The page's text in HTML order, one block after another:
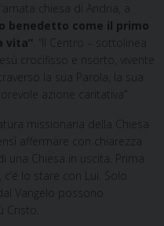
chiesa di Andria, a
benedetto come il primo
vita” . “Il Centro – sottolinea
crocifisso e risorto, vivente
la sua Parola, la sua
azione caritativa”
missionaria della Chiesa
affermare con chiarezza
una Chiesa in uscita. Prima
lo stare con Lui. Solo
Vangelo possono